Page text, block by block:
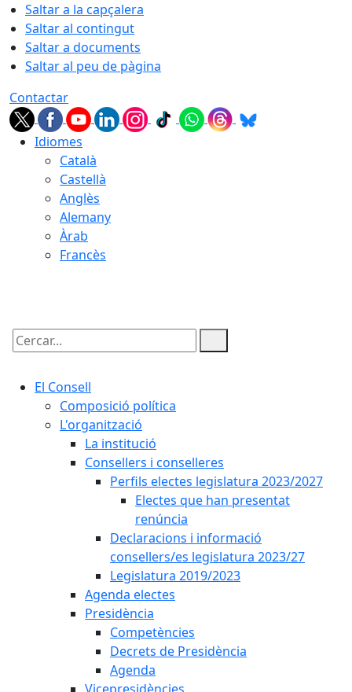
Saltar a la capçalera
Saltar al contingut
Saltar a documents
Saltar al peu de pàgina
Contactar
Idiomes
Català
Castellà
Anglès
Alemany
Àrab
Francès
Cercar:
El Consell
Composició política
L'organització
La institució
Consellers i conselleres
Perfils electes legislatura 2023/2027
Electes que han presentat
renúncia
Declaracions i informació
consellers/es legislatura 2023/27
Legislatura 2019/2023
Agenda electes
Presidència
Competències
Decrets de Presidència
Agenda